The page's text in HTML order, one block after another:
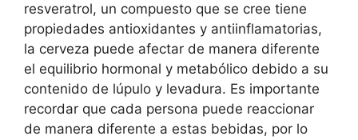
resveratrol, un compuesto que se cree tiene
propiedades antioxidantes y antiinflamatorias,
la cerveza puede afectar de manera diferente
el equilibrio hormonal y metabólico debido a su
contenido de lúpulo y levadura. Es importante
recordar que cada persona puede reaccionar
de manera diferente a estas bebidas, por lo